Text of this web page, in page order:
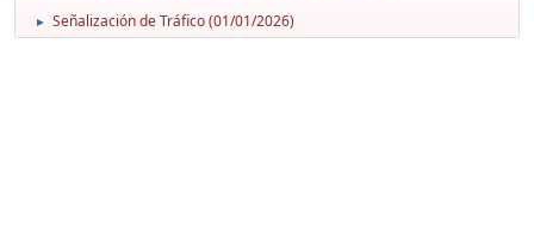
► Señalización de Tráfico (01/01/2026)